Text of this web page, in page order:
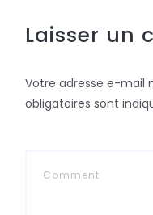
Laisser un
Votre adresse e-mail
obligatoires sont